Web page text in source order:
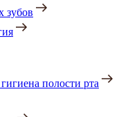
зубов
полости рта